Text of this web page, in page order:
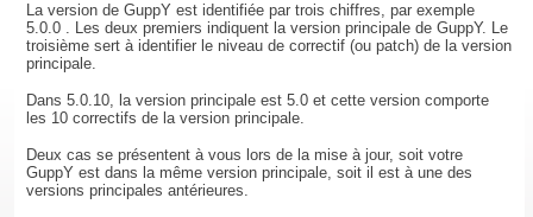
La version de GuppY est identifiée par trois chiffres, par exemple
5.0.0 . Les deux premiers indiquent la version principale de GuppY. Le
troisième sert à identifier le niveau de correctif (ou patch) de la version
principale.
Dans 5.0.10, la version principale est 5.0 et cette version comporte
les 10 correctifs de la version principale.
Deux cas se présentent à vous lors de la mise à jour, soit votre
GuppY est dans la même version principale, soit il est à une des
versions principales antérieures.